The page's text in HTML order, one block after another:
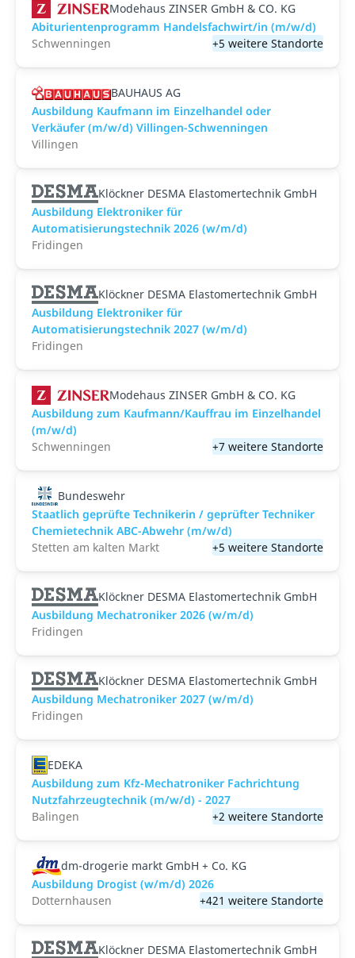
Modehaus ZINSER GmbH & CO. KG
Abiturientenprogramm Handelsfachwirt/in (m/w/d)
Schwenningen
+5 weitere Standorte
BAUHAUS AG
Ausbildung Kaufmann im Einzelhandel oder
Verkäufer (m/w/d) Villingen-Schwenningen
Villingen
Klöckner DESMA Elastomertechnik GmbH
Ausbildung Elektroniker für
Automatisierungstechnik 2026 (w/m/d)
Fridingen
Klöckner DESMA Elastomertechnik GmbH
Ausbildung Elektroniker für
Automatisierungstechnik 2027 (w/m/d)
Fridingen
Modehaus ZINSER GmbH & CO. KG
Ausbildung zum Kaufmann/Kauffrau im Einzelhandel
(m/w/d)
Schwenningen
+7 weitere Standorte
Bundeswehr
Staatlich geprüfte Technikerin / geprüfter Techniker
Chemietechnik ABC-Abwehr (m/w/d)
Stetten am kalten Markt
+5 weitere Standorte
Klöckner DESMA Elastomertechnik GmbH
Ausbildung Mechatroniker 2026 (w/m/d)
Fridingen
Klöckner DESMA Elastomertechnik GmbH
Ausbildung Mechatroniker 2027 (w/m/d)
Fridingen
EDEKA
Ausbildung zum Kfz-Mechatroniker Fachrichtung
Nutzfahrzeugtechnik (m/w/d) - 2027
Balingen
+2 weitere Standorte
dm-drogerie markt GmbH + Co. KG
Ausbildung Drogist (w/m/d) 2026
Dotternhausen
+421 weitere Standorte
Klöckner DESMA Elastomertechnik GmbH